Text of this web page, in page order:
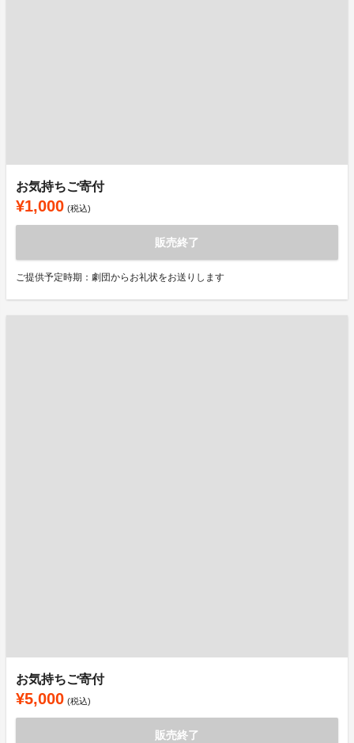
お気持ちご寄付
¥1,000 (税込)
販売終了
ご提供予定時期：劇団からお礼状をお送りします
お気持ちご寄付
¥5,000 (税込)
販売終了